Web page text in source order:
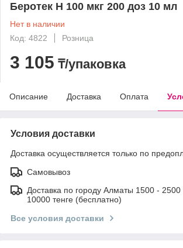
Беротек Н 100 мкг 200 доз 10 мл
Нет в наличии
Код: 4822
Розница
3 105 ₸/упаковка
Описание Доставка Оплата
Условия доставки
Доставка осуществляется только по
Самовывоз
Доставка по городу Алматы 1500 - 2500
10000 тенге (бесплатно)
Все условия доставки